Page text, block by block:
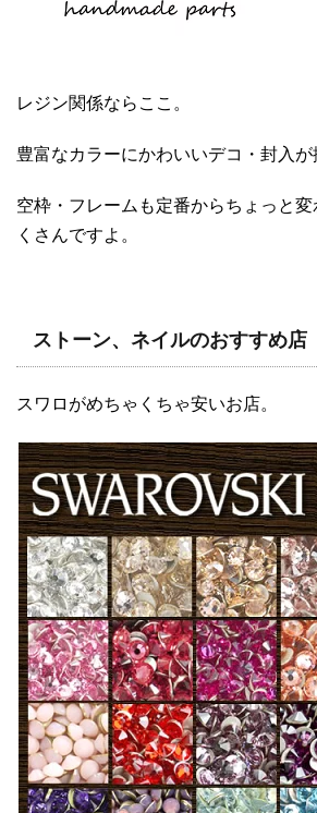
レジン関係ならここ。
豊富なカラーにかわいいデコ・封入が
空枠・フレームも定番からちょっと
くさんですよ。
ストーン、ネイルのおすすめ店
スワロがめちゃくちゃ安いお店。